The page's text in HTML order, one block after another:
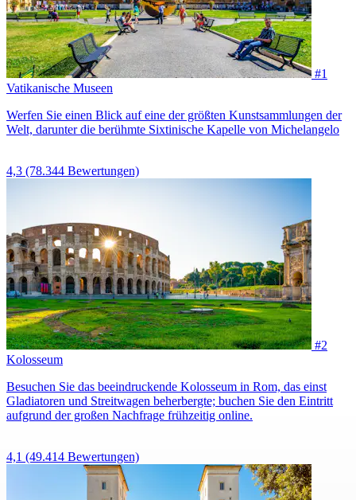
#1
Vatikanische Museen
Werfen Sie einen Blick auf eine der größten Kunstsammlungen der
Welt, darunter die berühmte Sixtinische Kapelle von Michelangelo
4,3 (78.344 Bewertungen)
#2
Kolosseum
Besuchen Sie das beeindruckende Kolosseum in Rom, das einst
Gladiatoren und Streitwagen beherbergte; buchen Sie den Eintritt
aufgrund der großen Nachfrage frühzeitig online.
4,1 (49.414 Bewertungen)